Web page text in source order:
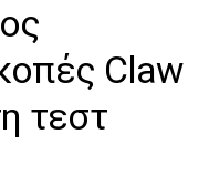
Claw
τεστ